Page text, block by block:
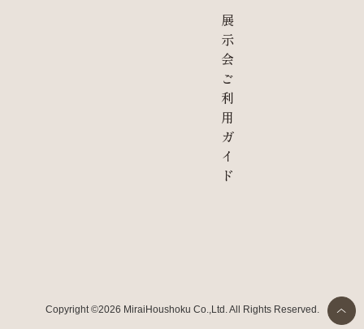
展
示
会
ご
利
用
ガ
イ
ド
Copyright ©2026 MiraiHoushoku Co.,Ltd. All Rights Reserved.